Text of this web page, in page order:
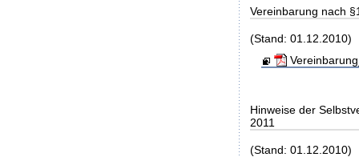
Vereinbarung nach
(Stand: 01.12.2010)
Hinweise der
2011
(Stand: 01.12.2010)